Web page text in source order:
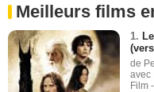
Meilleurs films
1.
de
avec
Film